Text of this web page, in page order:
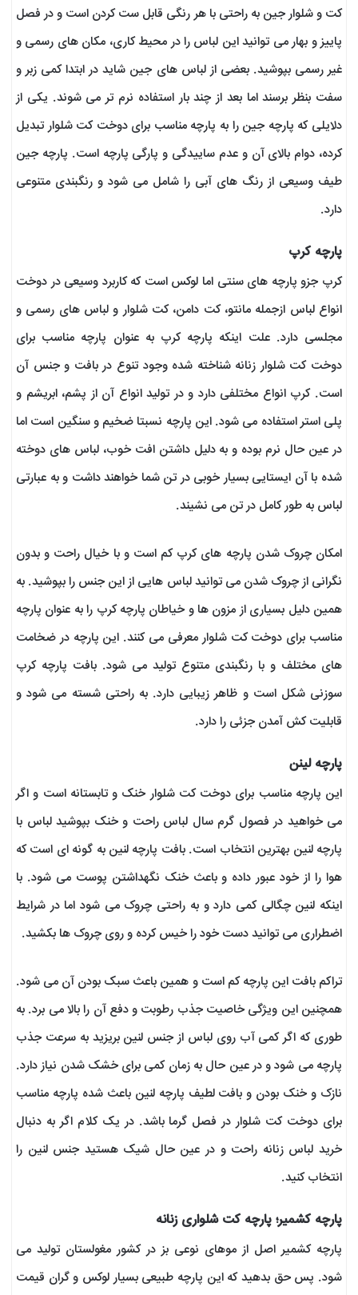
کت و شلوار جین به راحتی با هر رنگی قابل ست کردن است و در فصل
پاییز و بهار می توانید این لباس را در محیط کاری، مکان های رسمی و
غیر رسمی بپوشید. بعضی از لباس های جین شاید در ابتدا کمی زبر و
سفت بنظر برسند اما بعد از چند بار استفاده نرم تر می شوند. یکی از
دلایلی که پارچه جین را به پارچه مناسب برای دوخت کت شلوار تبدیل
کرده، دوام بالای آن و عدم ساییدگی و پارگی پارچه است. پارچه جین
طیف وسیعی از رنگ های آبی را شامل می شود و رنگبندی متنوعی
دارد.
پارچه کرپ
کرپ جزو پارچه های سنتی اما لوکس است که کاربرد وسیعی در دوخت
انواع لباس ازجمله مانتو، کت دامن، کت شلوار و لباس های رسمی و
مجلسی دارد. علت اینکه پارچه کرپ به عنوان پارچه مناسب برای
دوخت کت شلوار زنانه شناخته شده وجود تنوع در بافت و جنس آن
است. کرپ انواع مختلفی دارد و در تولید انواع آن از پشم، ابریشم و
پلی استر استفاده می شود. این پارچه نسبتا ضخیم و سنگین است اما
در عین حال نرم بوده و به دلیل داشتن افت خوب، لباس های دوخته
شده با آن ایستایی بسیار خوبی در تن شما خواهند داشت و به عبارتی
لباس به طور کامل در تن می نشیند.
امکان چروک شدن پارچه های کرپ کم است و با خیال راحت و بدون
نگرانی از چروک شدن می توانید لباس هایی از این جنس را بپوشید. به
همین دلیل بسیاری از مزون ها و خیاطان پارچه کرپ را به عنوان پارچه
مناسب برای دوخت کت شلوار معرفی می کنند. این پارچه در ضخامت
های مختلف و با رنگبندی متنوع تولید می شود. بافت پارچه کرپ
سوزنی شکل است و ظاهر زیبایی دارد. به راحتی شسته می شود و
قابلیت کش آمدن جزئی را دارد.
پارچه لینن
این پارچه مناسب برای دوخت کت شلوار خنک و تابستانه است و اگر
می خواهید در فصول گرم سال لباس راحت و خنک بپوشید لباس با
پارچه لنین بهترین انتخاب است. بافت پارچه لنین به گونه ای است که
هوا را از خود عبور داده و باعث خنک نگهداشتن پوست می شود. با
اینکه لنین چگالی کمی دارد و به راحتی چروک می شود اما در شرایط
اضطراری می توانید دست خود را خیس کرده و روی چروک ها بکشید.
تراکم بافت این پارچه کم است و همین باعث سبک بودن آن می شود.
همچنین این ویژگی خاصیت جذب رطوبت و دفع آن را بالا می برد. به
طوری که اگر کمی آب روی لباس از جنس لنین بریزید به سرعت جذب
پارچه می شود و در عین حال به زمان کمی برای خشک شدن نیاز دارد.
نازک و خنک بودن و بافت لطیف پارچه لنین باعث شده پارچه مناسب
برای دوخت کت شلوار در فصل گرما باشد. در یک کلام اگر به دنبال
خرید لباس زنانه راحت و در عین حال شیک هستید جنس لنین را
انتخاب کنید.
پارچه کشمیر؛ پارچه کت شلواری زنانه
پارچه کشمیر اصل از موهای نوعی بز در کشور مغولستان تولید می
شود. پس حق بدهید که این پارچه طبیعی بسیار لوکس و گران قیمت